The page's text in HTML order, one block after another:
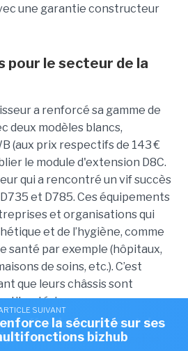
SUIVANT
24 pouces avec deux
dalles IPS
SUIVANT
offre de casques et de
fixes
une garantie constructeur
pour le secteur de la
a renforcé sa gamme de
deux modèles blancs,
(aux prix respectifs de 143 €
le module d'extension D8C.
qui a rencontré un vif succès
et D785. Ces équipements
et organisations qui
et de l’hygiène, comme
santé par exemple (hôpitaux,
de soins, etc.). C’est
que leurs châssis sont
de gamme compact, le
SUIVANT
la sécurité sur ses
bizhub